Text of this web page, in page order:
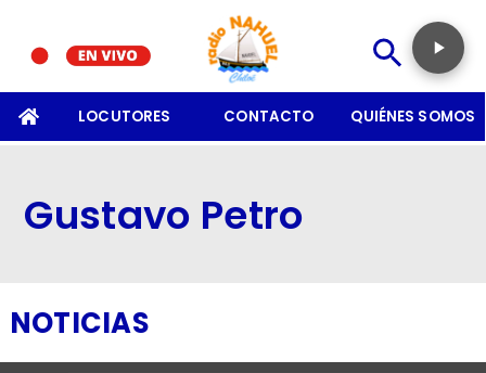
LOCUTORES CONTACTO QUIÉNES SOMOS
Gustavo Petro
NOTICIAS